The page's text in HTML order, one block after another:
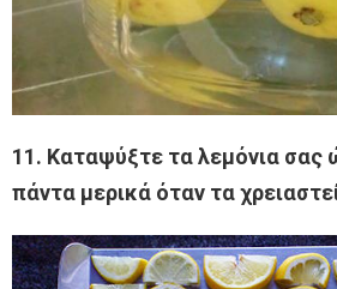
11. Καταψύξτε τα λεμόνια σας
πάντα μερικά όταν τα